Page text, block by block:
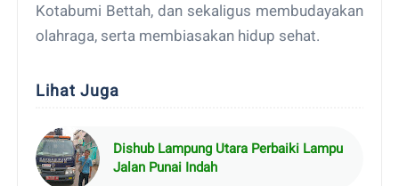
Kotabumi Bettah, dan sekaligus membudayakan
olahraga, serta membiasakan hidup sehat.
Lihat Juga
Dishub Lampung Utara Perbaiki Lampu
Jalan Punai Indah